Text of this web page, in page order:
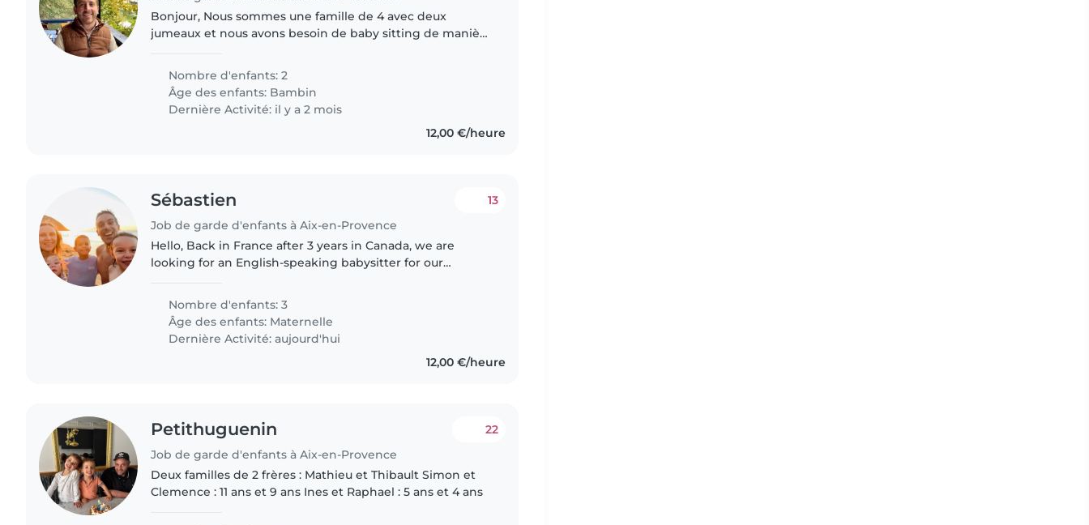
Bonjour, Nous sommes une famille de 4 avec deux
jumeaux et nous avons besoin de baby sitting de manière
Nombre d'enfants: 2
Âge des enfants: Bambin
Dernière Activité: il y a 2 mois
12,00 €/heure
Sébastien
Job de garde d'enfants à Aix-en-Provence
13
Hello, Back in France after 3 years in Canada, we are
looking for an English-speaking babysitter for our
Objective: to play,..
Nombre d'enfants: 3
Âge des enfants: Maternelle
Dernière Activité: aujourd'hui
12,00 €/heure
Petithuguenin
Job de garde d'enfants à Aix-en-Provence
22
Deux familles de 2 frères : Mathieu et Thibault Simon et
Clemence : 11 ans et 9 ans Ines et Raphael : 5 ans et 4 ans